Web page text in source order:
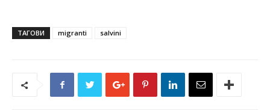
ТАГОВИ migranti salvini